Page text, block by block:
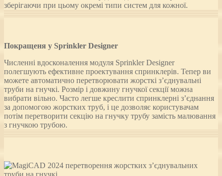
зберігаючи при цьому окремі типи систем для кожної.
Покращеня у Sprinkler Designer
Численні вдосконалення модуля Sprinkler Designer
полегшують ефективне проектування спринклерів. Тепер ви
можете автоматично перетворювати жорсткі з’єднувальні
труби на гнучкі. Розмір і довжину гнучкої секції можна
вибрати вільно. Часто легше креслити спринклерні з’єднання
за допомогою жорстких труб, і це дозволяє користувачам
потім перетворити секцію на гнучку трубу замість малювання
з гнучкою трубою.